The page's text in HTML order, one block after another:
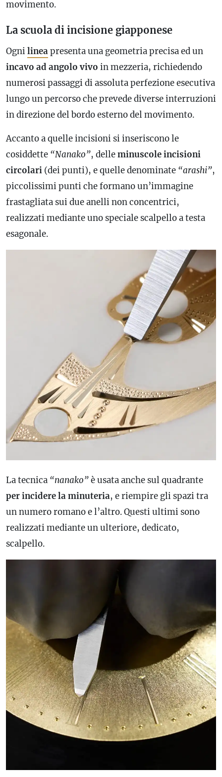
movimento.
La scuola di incisione giapponese
Ognilineapresenta una geometria precisa ed un
incavo ad angolo vivo in mezzeria, richiedendo
numerosi passaggi di assoluta perfezione esecutiva
lungo un percorso che prevede diverse interruzioni
in direzione del bordo esterno del movimento.
Accanto a quelle incisioni si inseriscono le
cosiddette “Nanako”, delleminuscole incisioni
circolari (dei punti), e quelle denominate “arashi”,
piccolissimi punti che formano un’immagine
frastagliata sui due anelli non concentrici,
realizzati mediante uno speciale scalpello a testa
esagonale.
La tecnica “nanako”è usata anche sul quadrante
per incidere la minuteria, e riempire gli spazi tra
un numero romano e l’altro. Questi ultimi sono
realizzati mediante un ulteriore, dedicato,
scalpello.